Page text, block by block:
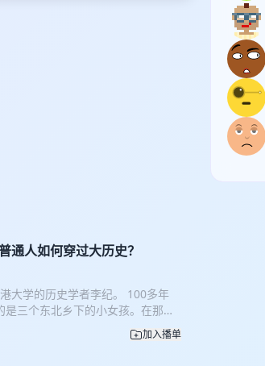
通人如何穿过大历史？
大学的历史学者李纪。 100多年
三个东北乡下的小女孩。在那个
往遥远的巴黎。 本期嘉宾李纪老
此后，李纪老师又在这里进行了
加入播单